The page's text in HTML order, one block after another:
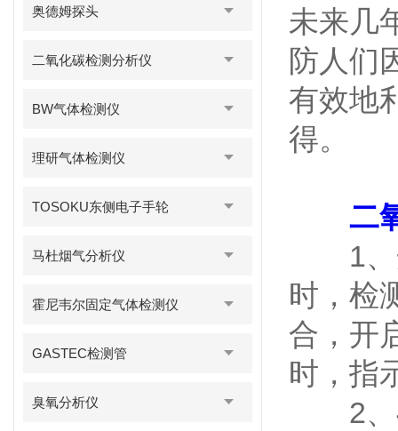
奥德姆探头
二氧化碳检测分析仪
BW气体检测仪
理研气体检测仪
TOSOKU东侧电子手轮
马杜烟气分析仪
霍尼韦尔固定气体检测仪
GASTEC检测管
臭氧分析仪
未来几
防人们
有效地
得。
二
1、开
时，检
合，开
时，指
2、4-